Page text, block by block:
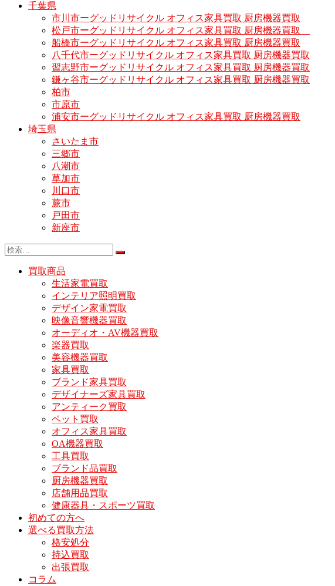
千葉県
市川市ーグッドリサイクル オフィス家具買取 厨房機器買取
松戸市ーグッドリサイクル オフィス家具買取 厨房機器買取
船橋市ーグッドリサイクル オフィス家具買取 厨房機器買取
八千代市ーグッドリサイクル オフィス家具買取 厨房機器買取
習志野市ーグッドリサイクル オフィス家具買取 厨房機器買取
鎌ヶ谷市ーグッドリサイクル オフィス家具買取 厨房機器買取
柏市
市原市
浦安市ーグッドリサイクル オフィス家具買取 厨房機器買取
埼玉県
さいたま市
三郷市
八潮市
草加市
川口市
蕨市
戸田市
新座市
買取商品
生活家電買取
インテリア照明買取
デザイン家電買取
映像音響機器買取
オーディオ・AV機器買取
楽器買取
美容機器買取
家具買取
ブランド家具買取
デザイナーズ家具買取
アンティーク買取
ベット買取
オフィス家具買取
OA機器買取
工具買取
ブランド品買取
厨房機器買取
店舗用品買取
健康器具・スポーツ買取
初めての方へ
選べる買取方法
格安処分
持込買取
出張買取
コラム